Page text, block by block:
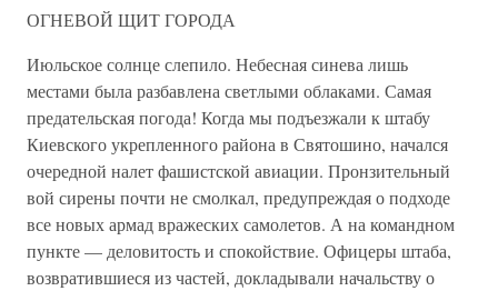
ОГНЕВОЙ ЩИТ ГОРОДА
Июльское солнце слепило. Небесная синева лишь
местами была разбавлена светлыми облаками. Самая
предательская погода! Когда мы подъезжали к штабу
Киевского укрепленного района в Святошино, начался
очередной налет фашистской авиации. Пронзительный
вой сирены почти не смолкал, предупреждая о подходе
все новых армад вражеских самолетов. А на командном
пункте — деловитость и спокойствие. Офицеры штаба,
возвратившиеся из частей, докладывали начальству о